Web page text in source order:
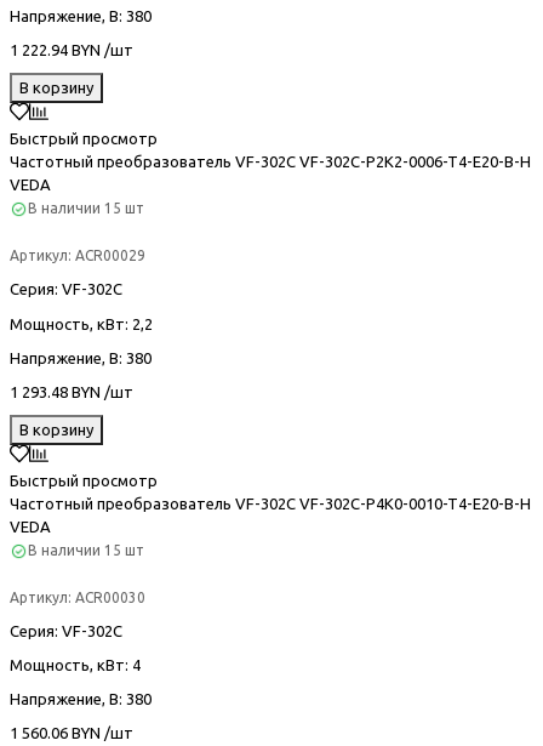
Напряжение, В: 380
1 222.94 BYN /шт
В корзину
Быстрый просмотр
Частотный преобразователь VF-302С VF-302C-P2K2-0006-T4-E20-B-H
VEDA
В наличии 15 шт
Артикул: ACR00029
Серия: VF-302С
Мощность, кВт: 2,2
Напряжение, В: 380
1 293.48 BYN /шт
В корзину
Быстрый просмотр
Частотный преобразователь VF-302С VF-302C-P4K0-0010-T4-E20-B-H
VEDA
В наличии 15 шт
Артикул: ACR00030
Серия: VF-302С
Мощность, кВт: 4
Напряжение, В: 380
1 560.06 BYN /шт